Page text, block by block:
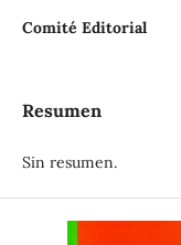
Comité Editorial
Resumen
Sin resumen.